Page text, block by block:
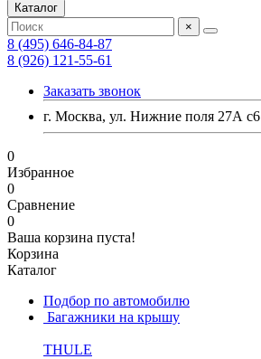
Каталог
×
8 (495) 646-84-87
8 (926) 121-55-61
Заказать звонок
г. Москва, ул. Нижние поля 27А с6
0
Избранное
0
Сравнение
0
Ваша корзина пуста!
Корзина
Каталог
Подбор по автомобилю
Багажники на крышу
THULE